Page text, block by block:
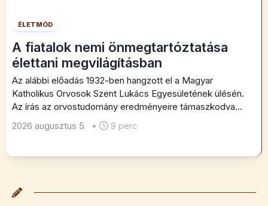
ÉLETMÓD
A fiatalok nemi önmegtartóztatása
élettani megvilágításban
Az alábbi előadás 1932-ben hangzott el a Magyar
Katholikus Orvosok Szent Lukács Egyesületének ülésén.
Az írás az orvostudomány eredményeire támaszkodva...
2026 augusztus 5
• 9 perc